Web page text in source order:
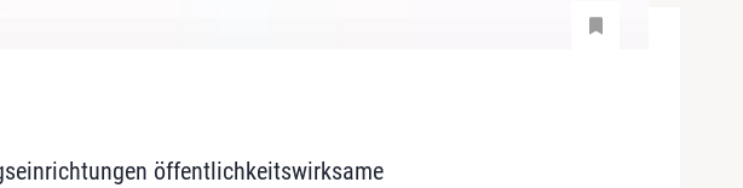
öffentlichkeitswirksame